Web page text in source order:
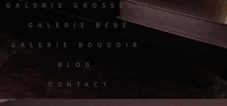
GALERIE GROSSESSE
GALERIE BÉBÉ
GALERIE BOUDOIR
BLOG
CONTACT